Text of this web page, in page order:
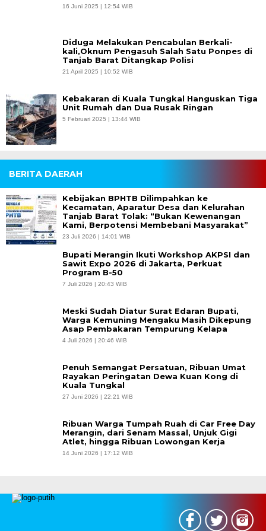
16 Juni 2025 | 12:54 WIB
Diduga Melakukan Pencabulan Berkali-
kali,Oknum Pengasuh Salah Satu Ponpes di
Tanjab Barat Ditangkap Polisi
21 April 2025 | 10:52 WIB
Kebakaran di Kuala Tungkal Hanguskan Tiga
Unit Rumah dan Dua Rusak Ringan
5 Februari 2025 | 13:44 WIB
BERITA DAERAH
Kebijakan BPHTB Dilimpahkan ke
Kecamatan, Aparatur Desa dan Kelurahan
Tanjab Barat Tolak: “Bukan Kewenangan
Kami, Berpotensi Membebani Masyarakat”
23 Juli 2026 | 14:01 WIB
Bupati Merangin Ikuti Workshop AKPSI dan
Sawit Expo 2026 di Jakarta, Perkuat
Program B-50
7 Juli 2026 | 20:43 WIB
Meski Sudah Diatur Surat Edaran Bupati,
Warga Kemuning Mengaku Masih Dikepung
Asap Pembakaran Tempurung Kelapa
4 Juli 2026 | 20:46 WIB
Penuh Semangat Persatuan, Ribuan Umat
Rayakan Peringatan Dewa Kuan Kong di
Kuala Tungkal
27 Juni 2026 | 22:21 WIB
Ribuan Warga Tumpah Ruah di Car Free Day
Merangin, dari Senam Massal, Unjuk Gigi
Atlet, hingga Ribuan Lowongan Kerja
14 Juni 2026 | 17:12 WIB